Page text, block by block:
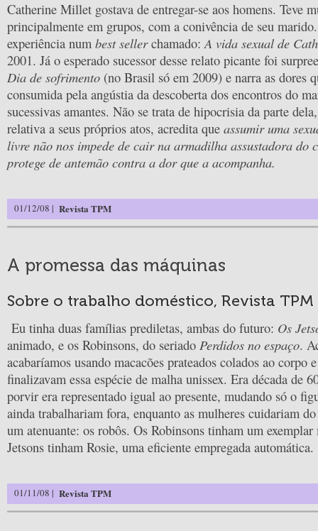
Catherine Millet gostava de entregar-se aos homens. Teve
principalmente em grupos, com a conivência de seu
experiência num best sellerchamado:A vida sexual de
2001. Já o esperado sucessor desse relato picante foi
Dia de sofrimento (no Brasil só em 2009) e narra as dores
consumida pela angústia da descoberta dos encontros do
sucessivas amantes. Não se trata de hipocrisia da parte
relativa a seus próprios atos, acredita que assumir uma
livre não nos impede de cair na armadilha assustadora do
protege de antemão contra a dor que a acompanha.
01/12/08 | Revista TPM
A promessa das máquinas
Sobre o trabalho doméstico, Revista TPM
Eu tinha duas famílias prediletas, ambas do futuro: Os
animado, e os Robinsons, do seriado Perdidos no espaço.
acabaríamos usando macacões prateados colados ao corpo
finalizavam essa espécie de malha unissex. Era década de
porvir era representado igual ao presente, mudando só o
ainda trabalhariam fora, enquanto as mulheres cuidariam
um atenuante: os robôs. Os Robinsons tinham um exemplar
Jetsons tinham Rosie, uma eficiente empregada automática.
01/11/08 | Revista TPM